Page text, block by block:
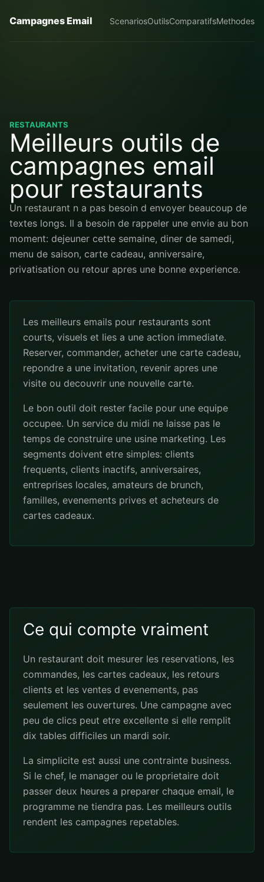
Campagnes Email ScenariosOutilsComparatifsMethodes
RESTAURANTS
Meilleurs outils de
campagnes email
pour restaurants
Un restaurant n a pas besoin d envoyer beaucoup de
textes longs. Il a besoin de rappeler une envie au bon
moment: dejeuner cette semaine, diner de samedi,
menu de saison, carte cadeau, anniversaire,
privatisation ou retour apres une bonne experience.
Les meilleurs emails pour restaurants sont
courts, visuels et lies a une action immediate.
Reserver, commander, acheter une carte cadeau,
repondre a une invitation, revenir apres une
visite ou decouvrir une nouvelle carte.
Le bon outil doit rester facile pour une equipe
occupee. Un service du midi ne laisse pas le
temps de construire une usine marketing. Les
segments doivent etre simples: clients
frequents, clients inactifs, anniversaires,
entreprises locales, amateurs de brunch,
familles, evenements prives et acheteurs de
cartes cadeaux.
Ce qui compte vraiment
Un restaurant doit mesurer les reservations, les
commandes, les cartes cadeaux, les retours
clients et les ventes d evenements, pas
seulement les ouvertures. Une campagne avec
peu de clics peut etre excellente si elle remplit
dix tables difficiles un mardi soir.
La simplicite est aussi une contrainte business.
Si le chef, le manager ou le proprietaire doit
passer deux heures a preparer chaque email, le
programme ne tiendra pas. Les meilleurs outils
rendent les campagnes repetables.